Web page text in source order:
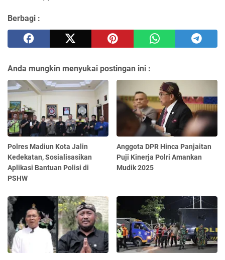
Berbagi :
Anda mungkin menyukai postingan ini :
Polres Madiun Kota Jalin
Kedekatan, Sosialisasikan
Aplikasi Bantuan Polisi di
PSHW
Anggota DPR Hinca Panjaitan
Puji Kinerja Polri Amankan
Mudik 2025